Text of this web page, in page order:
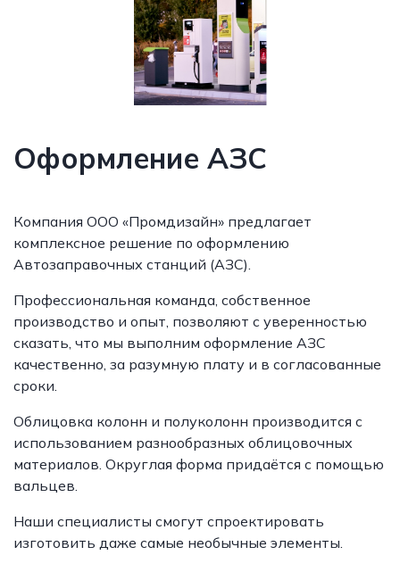
Оформление АЗС
Компания ООО «Промдизайн» предлагает
комплексное решение по оформлению
Автозаправочных станций (АЗС).
Профессиональная команда, собственное
производство и опыт, позволяют с уверенностью
сказать, что мы выполним оформление АЗС
качественно, за разумную плату и в согласованные
сроки.
Облицовка колонн и полуколонн производится с
использованием разнообразных облицовочных
материалов. Округлая форма придаётся с помощью
вальцев.
Наши специалисты смогут спроектировать
изготовить даже самые необычные элементы.